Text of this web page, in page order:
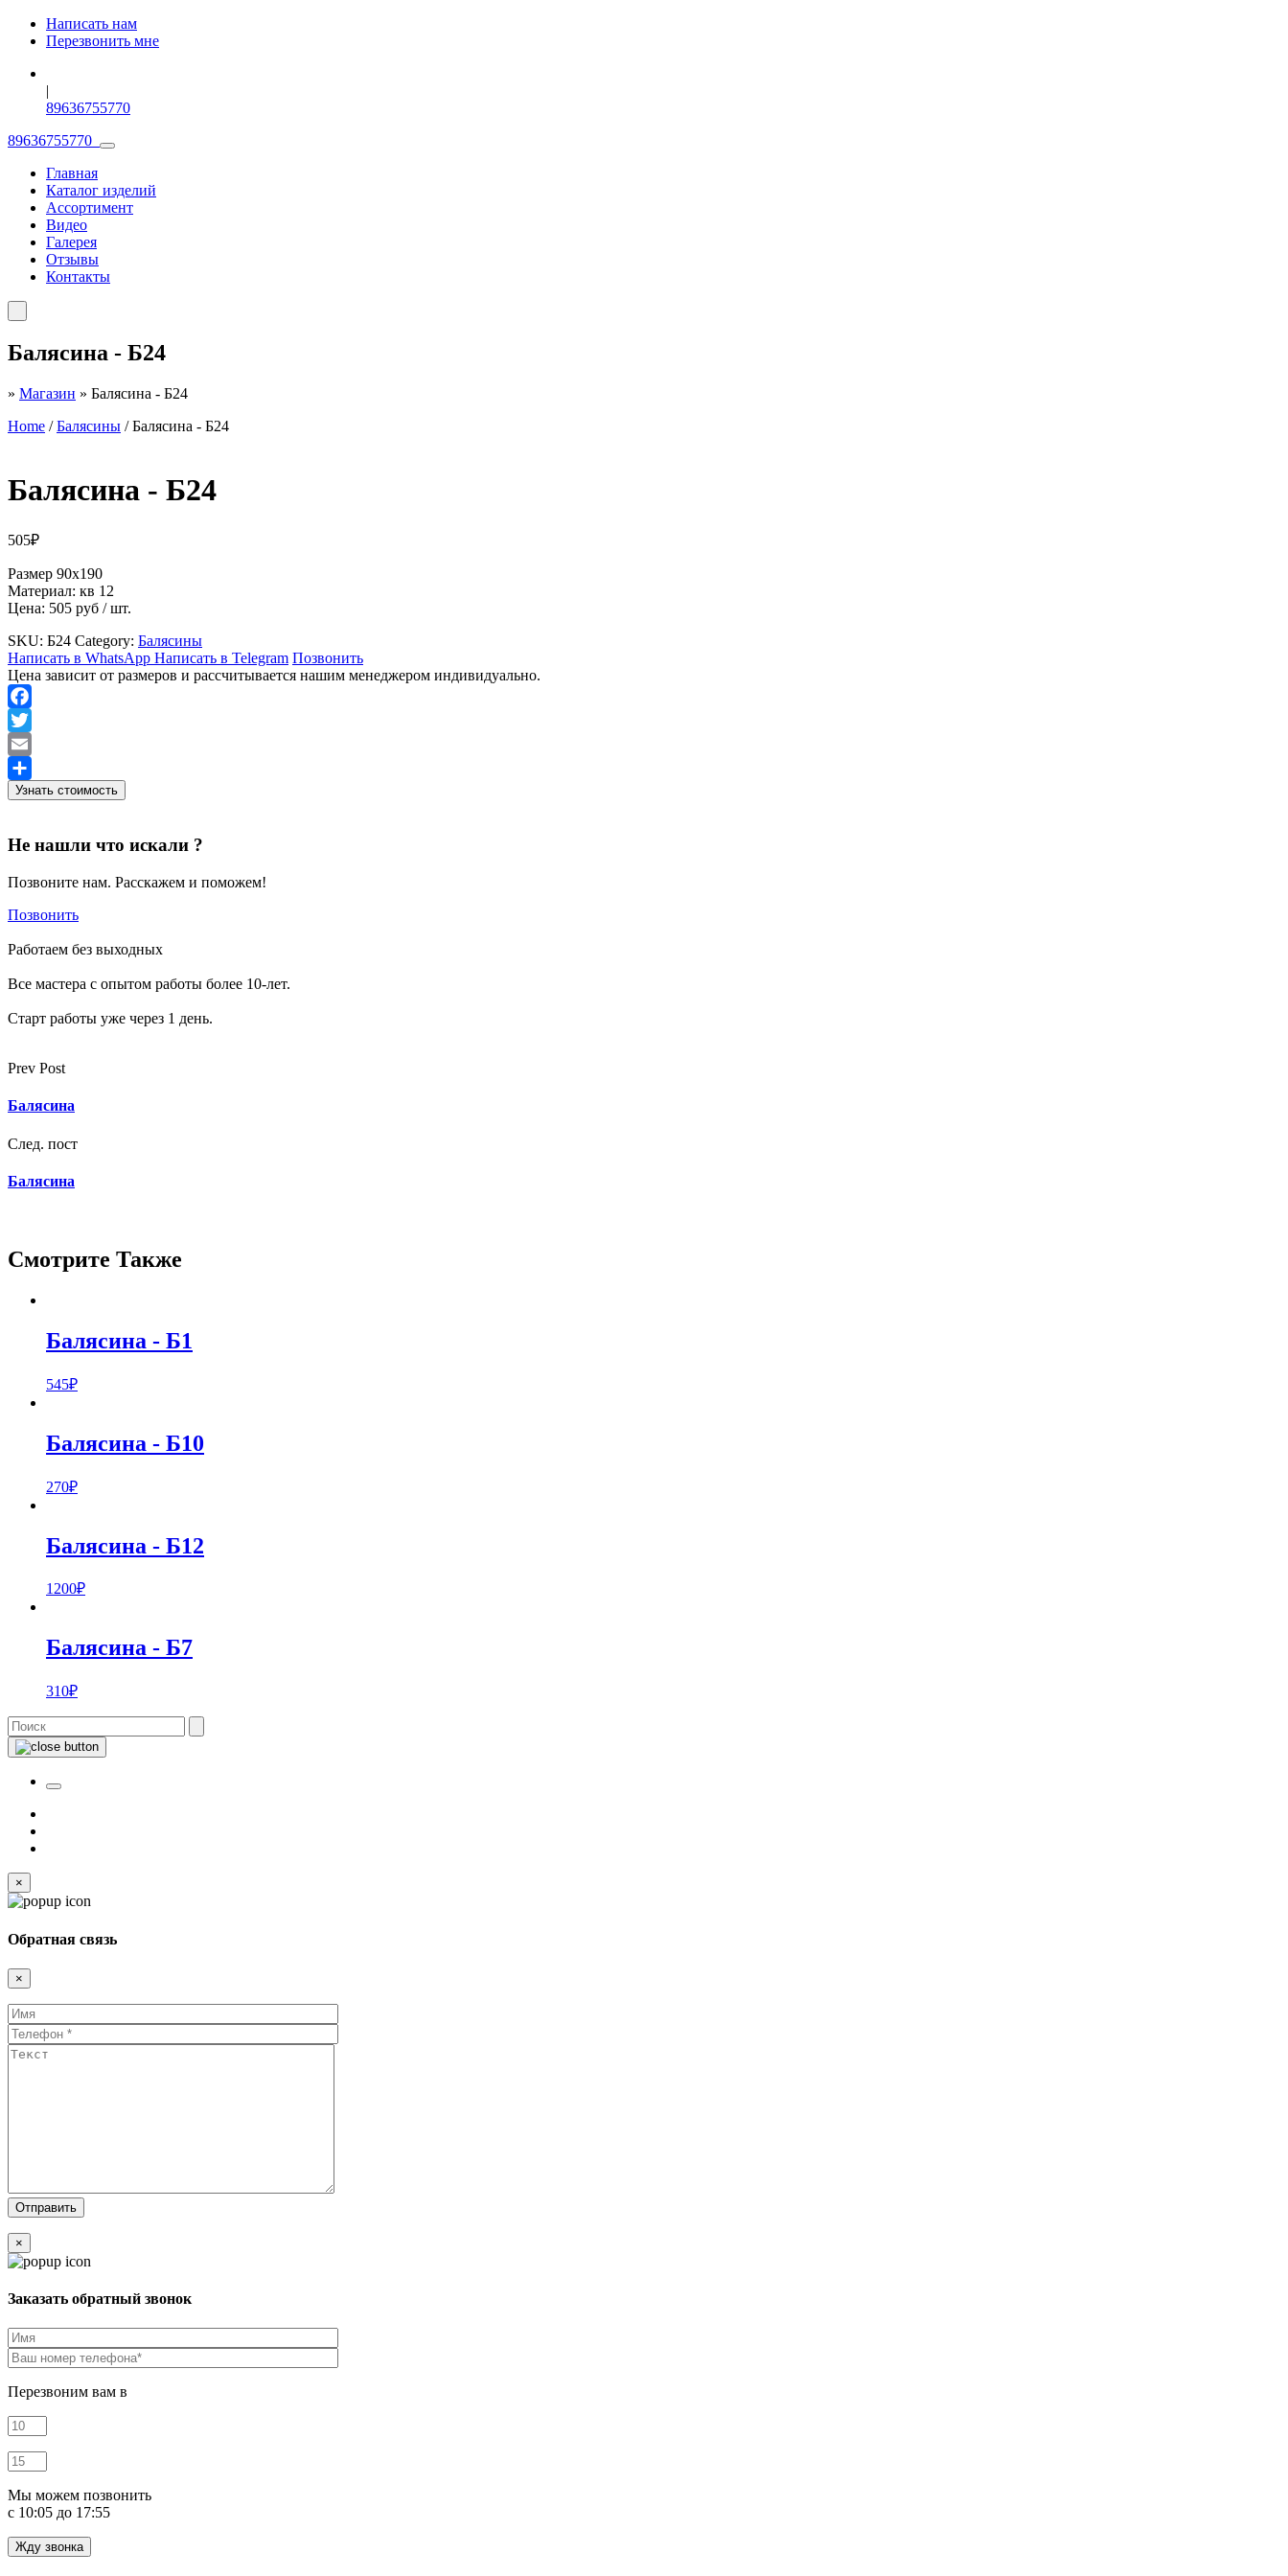
Написать нам
Перезвонить мне
|
89636755770
89636755770
Главная
Каталог изделий
Ассортимент
Видео
Галерея
Отзывы
Контакты
Балясина - Б24
» Магазин » Балясина - Б24
Home /Балясины / Балясина - Б24
Балясина - Б24
505₽
Размер 90х190
Материал: кв 12
Цена: 505 руб / шт.
SKU: Б24 Category: Балясины
Написать в WhatsApp Написать в Telegram Позвонить
Цена зависит от размеров и рассчитывается нашим менеджером индивидуально.
Facebook
Twitter
Email
Отправить
Узнать стоимость
Не нашли что искали ?
Позвоните нам. Расскажем и поможем!
Позвонить
Работаем без выходных
Все мастера с опытом работы более 10-лет.
Старт работы уже через 1 день.
Prev Post
Балясина
След. пост
Балясина
Смотрите Также
Балясина - Б1
545₽
Балясина - Б10
270₽
Балясина - Б12
1200₽
Балясина - Б7
310₽
×
Обратная связь
×
×
Заказать обратный звонок
Перезвоним вам в
Мы можем позвонить
c 10:05 до 17:55